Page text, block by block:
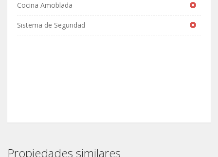
Cocina Amoblada
Sistema de Seguridad
Propiedades similares